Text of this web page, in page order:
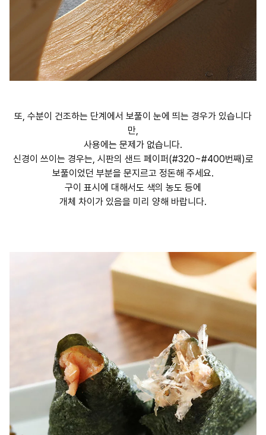
또, 수분이 건조하는 단계에서 보풀이 눈에 띄는 경우가 있습니다
만,
사용에는 문제가 없습니다.
신경이 쓰이는 경우는, 시판의 샌드 페이퍼(#320~#400번째)로
보풀이었던 부분을 문지르고 정돈해 주세요.
구이 표시에 대해서도 색의 농도 등에
개체 차이가 있음을 미리 양해 바랍니다.